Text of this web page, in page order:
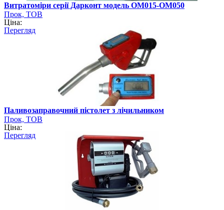
Витратоміри серії Дарконт модель ОМ015-OM050
Прок, ТОВ
Ціна:
Перегляд
Паливозаправочний пістолет з лічильником
Прок, ТОВ
Ціна:
Перегляд